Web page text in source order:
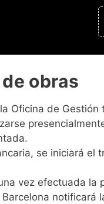
obras
Oficina de
se iniciará el
vez efectuada la
notificará